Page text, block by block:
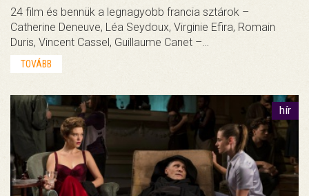
24 film és bennük a legnagyobb francia sztárok –
Catherine Deneuve, Léa Seydoux, Virginie Efira, Romain
Duris, Vincent Cassel, Guillaume Canet –…
TOVÁBB
hír